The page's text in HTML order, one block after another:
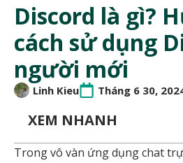
Discord là gì?
cách sử dụng
người mới
Linh Kieu Tháng 6 30,
XEM NHANH
Trong vô vàn ứng dụng chat